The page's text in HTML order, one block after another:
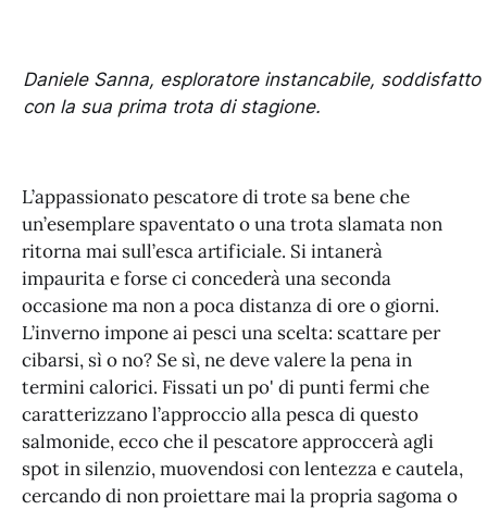
Daniele Sanna, esploratore instancabile, soddisfatto
con la sua prima trota di stagione.
L’appassionato pescatore di trote sa bene che
un’esemplare spaventato o una trota slamata non
ritorna mai sull’esca artificiale. Si intanerà
impaurita e forse ci concederà una seconda
occasione ma non a poca distanza di ore o giorni.
L’inverno impone ai pesci una scelta: scattare per
cibarsi, sì o no? Se sì, ne deve valere la pena in
termini calorici. Fissati un po' di punti fermi che
caratterizzano l’approccio alla pesca di questo
salmonide, ecco che il pescatore approccerà agli
spot in silenzio, muovendosi con lentezza e cautela,
cercando di non proiettare mai la propria sagoma o